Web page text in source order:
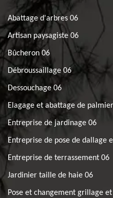
Abattage d'arbres 06
Artisan paysagiste 06
Bûcheron 06
Débroussaillage 06
Dessouchage 06
Elagage et abattage de
Entreprise de jardinage 06
Entreprise de pose de dallage
Entreprise de terrassement 06
Jardinier taille de haie 06
Pose et changement grillage